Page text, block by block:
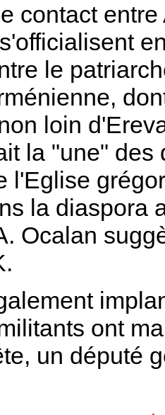
contact
le
loin
la "une"
l'Eglise
la diaspora
Ocalan
ont
un député